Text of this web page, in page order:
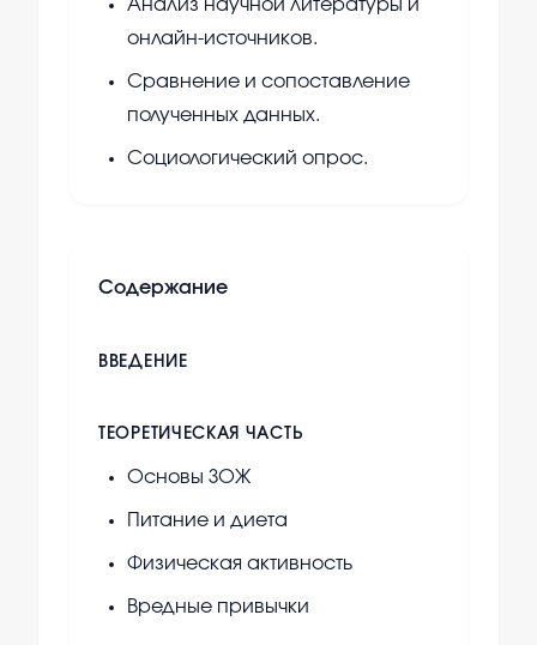
Анализ научной литературы и
онлайн-источников.
Сравнение и сопоставление
полученных данных.
Социологический опрос.
Содержание
ВВЕДЕНИЕ
ТЕОРЕТИЧЕСКАЯ ЧАСТЬ
Основы ЗОЖ
Питание и диета
Физическая активность
Вредные привычки